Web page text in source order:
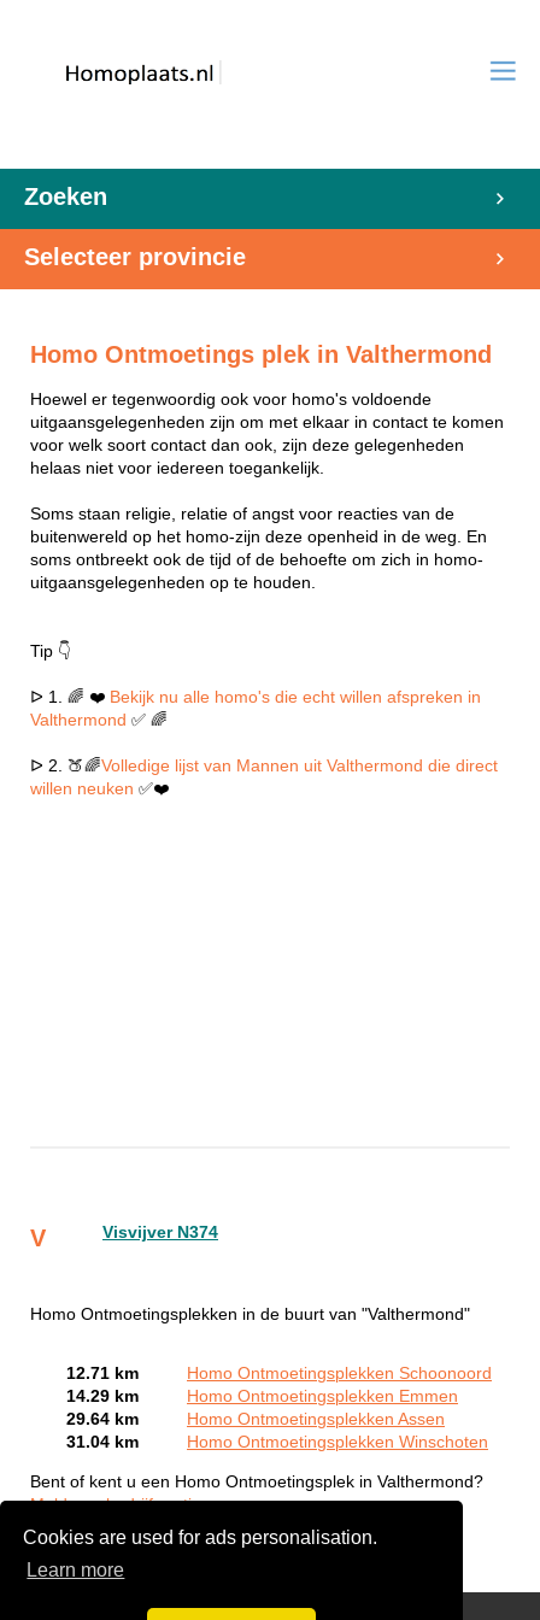
Cookies are used for ads personalisation.
Learn more
Zoeken
Selecteer provincie
Homo Ontmoetings plek in Valthermond
Hoewel er tegenwoordig ook voor homo's voldoende
uitgaansgelegenheden zijn om met elkaar in contact te komen
voor welk soort contact dan ook, zijn deze gelegenheden
helaas niet voor iedereen toegankelijk.
Soms staan religie, relatie of angst voor reacties van de
buitenwereld op het homo-zijn deze openheid in de weg. En
soms ontbreekt ook de tijd of de behoefte om zich in homo-
uitgaansgelegenheden op te houden.
Tip 👇
ᐅ 1. 🌈 ❤️ Bekijk nu alle homo's die echt willen afspreken in
Valthermond ✅ 🌈
ᐅ 2. 🍑🌈Volledige lijst van Mannen uit Valthermond die direct
willen neuken ✅❤️
V Visvijver N374
Homo Ontmoetingsplekken in de buurt van "Valthermond"
12.71 km
Homo Ontmoetingsplekken Schoonoord
14.29 km
Homo Ontmoetingsplekken Emmen
29.64 km
Homo Ontmoetingsplekken Assen
31.04 km
Homo Ontmoetingsplekken Winschoten
Bent of kent u een Homo Ontmoetingsplek in Valthermond?
Meld een bedrijf gratis aan